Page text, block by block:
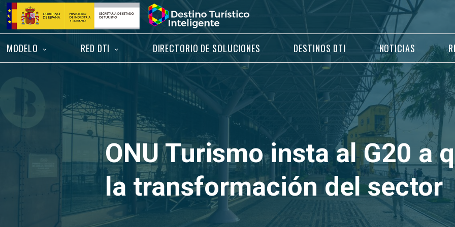
Saltar
contenido
Inicio
MODELO RED DTI DIRECTORIO DE SOLUCIONES DESTINOS DTI NOTICIAS
ONU Turismo insta al G20 a
la transformación del sector